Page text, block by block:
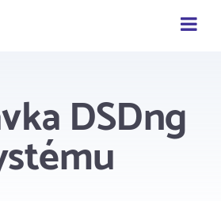
DSDng